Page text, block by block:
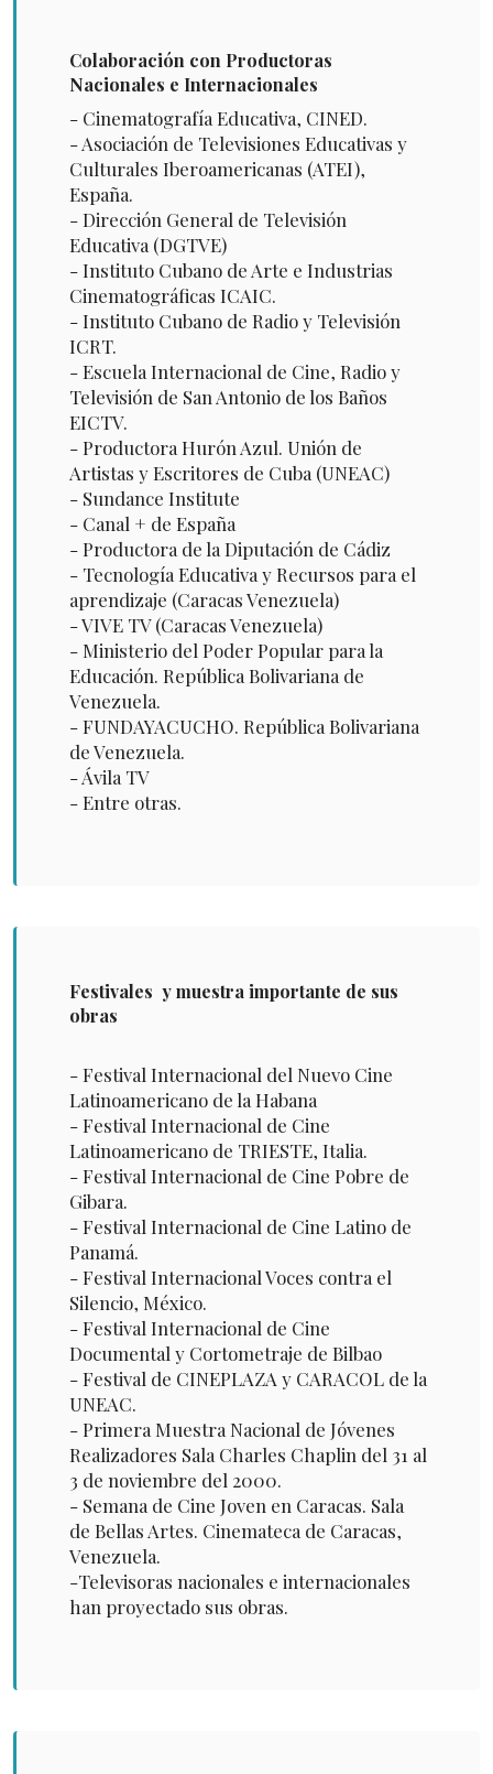
Colaboración con Productoras
Nacionales e Internacionales
- Cinematografía Educativa, CINED.
- Asociación de Televisiones Educativas y
Culturales Iberoamericanas (ATEI),
España.
- Dirección General de Televisión
Educativa (DGTVE)
- Instituto Cubano de Arte e Industrias
Cinematográficas ICAIC.
- Instituto Cubano de Radio y Televisión
ICRT.
- Escuela Internacional de Cine, Radio y
Televisión de San Antonio de los Baños
EICTV.
- Productora Hurón Azul. Unión de
Artistas y Escritores de Cuba (UNEAC)
- Sundance Institute
- Canal + de España
- Productora de la Diputación de Cádiz
- Tecnología Educativa y Recursos para el
aprendizaje (Caracas Venezuela)
- VIVE TV (Caracas Venezuela)
- Ministerio del Poder Popular para la
Educación. República Bolivariana de
Venezuela.
- FUNDAYACUCHO. República Bolivariana
de Venezuela.
- Ávila TV
- Entre otras.
Festivales y muestra importante de sus
obras
- Festival Internacional del Nuevo Cine
Latinoamericano de la Habana
- Festival Internacional de Cine
Latinoamericano de TRIESTE, Italia.
- Festival Internacional de Cine Pobre de
Gibara.
- Festival Internacional de Cine Latino de
Panamá.
- Festival Internacional Voces contra el
Silencio, México.
- Festival Internacional de Cine
Documental y Cortometraje de Bilbao
- Festival de CINEPLAZA y CARACOL de la
UNEAC.
- Primera Muestra Nacional de Jóvenes
Realizadores Sala Charles Chaplin del 31 al
3 de noviembre del 2000.
- Semana de Cine Joven en Caracas. Sala
de Bellas Artes. Cinemateca de Caracas,
Venezuela.
-Televisoras nacionales e internacionales
han proyectado sus obras.